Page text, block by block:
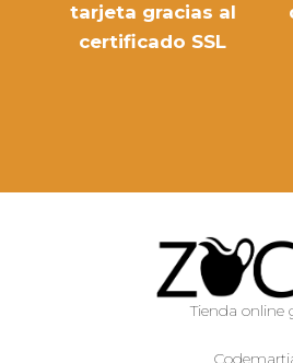
tarjeta gracias al
certificado SSL
Tienda online